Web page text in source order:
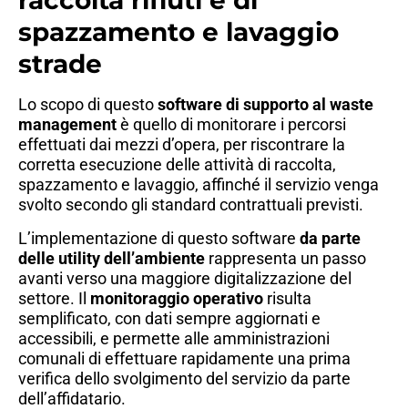
spazzamento e lavaggio
strade
Lo scopo di questosoftware di supporto al waste
managementè quello di monitorare i percorsi
effettuati dai mezzi d’opera, per riscontrare la
corretta esecuzione delle attività di raccolta,
spazzamento e lavaggio, affinché il servizio venga
svolto secondo gli standard contrattuali previsti.
L’implementazione di questo software da parte
delle utility dell’ambiente rappresenta un passo
avanti verso una maggiore digitalizzazione del
settore. Il monitoraggio operativo risulta
semplificato, con dati sempre aggiornati e
accessibili, e permette alle amministrazioni
comunali di effettuare rapidamente una prima
verifica dello svolgimento del servizio da parte
dell’affidatario.